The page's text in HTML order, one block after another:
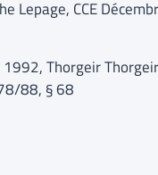
Lepage, CCE
1992, Thorgeir
88, § 68